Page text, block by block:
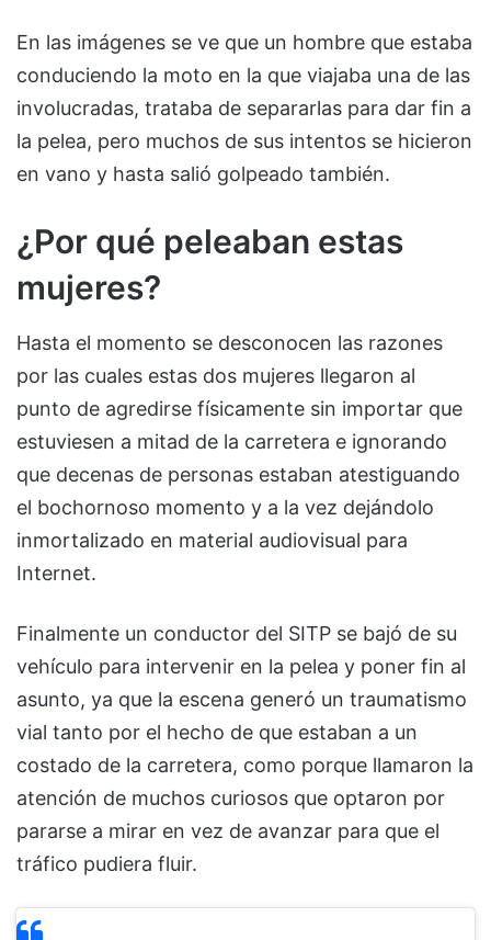
En las imágenes se ve que un hombre que estaba
conduciendo la moto en la que viajaba una de las
involucradas, trataba de separarlas para dar fin a
la pelea, pero muchos de sus intentos se hicieron
en vano y hasta salió golpeado también.
¿Por qué peleaban estas
mujeres?
Hasta el momento se desconocen las razones
por las cuales estas dos mujeres llegaron al
punto de agredirse físicamente sin importar que
estuviesen a mitad de la carretera e ignorando
que decenas de personas estaban atestiguando
el bochornoso momento y a la vez dejándolo
inmortalizado en material audiovisual para
Internet.
Finalmente un conductor del SITP se bajó de su
vehículo para intervenir en la pelea y poner fin al
asunto, ya que la escena generó un traumatismo
vial tanto por el hecho de que estaban a un
costado de la carretera, como porque llamaron la
atención de muchos curiosos que optaron por
pararse a mirar en vez de avanzar para que el
tráfico pudiera fluir.